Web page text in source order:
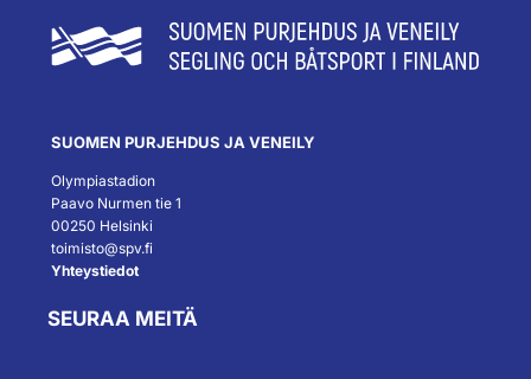
SUOMEN PURJEHDUS JA VENEILY
Olympiastadion
Paavo Nurmen tie 1
00250 Helsinki
toimisto@spv.fi
Yhteystiedot
SEURAA MEITÄ